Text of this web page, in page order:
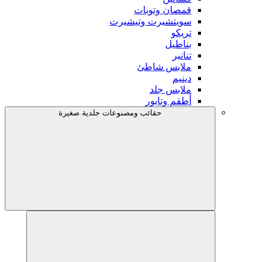
قمصان وتوبات
سويتشيرت وتيشيرت
تريكو
بناطيل
تنانير
ملابس شاطئ
دينيم
ملابس جلد
أطقم وتايور
حقائب ومصنوعات جلدية صغيرة